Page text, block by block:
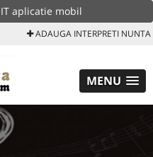
aplicatie mobil
ADAUGA INTERPRETI NUNTA
MENU